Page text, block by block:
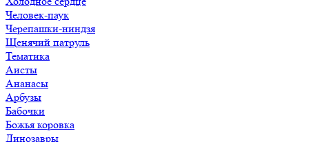
Человек-паук
Черепашки-ниндзя
Щенячий патруль
Тематика
Аисты
Ананасы
Арбузы
Бабочки
Божья коровка
Динозавры